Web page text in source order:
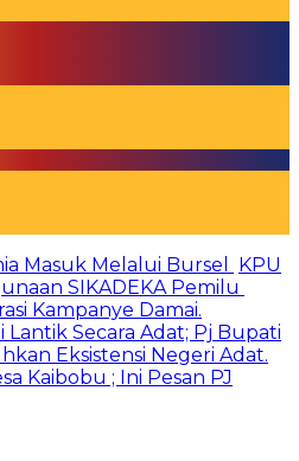
Masuk Melalui Bursel
KPU
SIKADEKA Pemilu
Kampanye Damai.
Secara Adat; Pj Bupati
Eksistensi Negeri Adat.
Kaibobu ; Ini Pesan PJ